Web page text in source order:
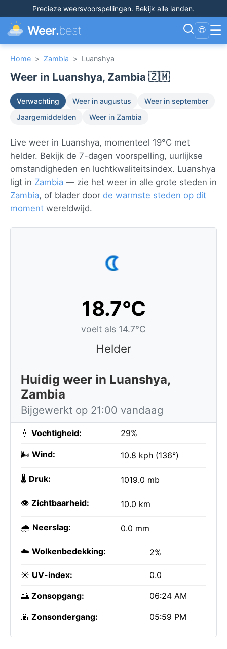
Precieze weersvoorspellingen. Bekijk alle landen.
Weer.best 🌐 ☰
Home > Zambia > Luanshya
Weer in Luanshya, Zambia 🇿🇲
Verwachting Weer in augustus
Weer in september
Jaargemiddelden
Weer in Zambia
Live weer in Luanshya, momenteel 19°C met
helder. Bekijk de 7-dagen voorspelling, uurlijkse
omstandigheden en luchtkwaliteitsindex. Luanshya
ligt in Zambia — zie het weer in alle grote steden in
Zambia, of blader door de warmste steden op dit
moment wereldwijd.
18.7°C
voelt als 14.7°C
Helder
Huidig weer in Luanshya,
Zambia
Bijgewerkt op 21:00 vandaag
💧 Vochtigheid: 29%
🌬️ Wind: 10.8 kph (136°)
🌡️ Druk: 1019.0 mb
👁️ Zichtbaarheid: 10.0 km
🌧️ Neerslag: 0.0 mm
☁️ Wolkenbedekking: 2%
☀️ UV-index: 0.0
🌅 Zonsopgang: 06:24 AM
🌇 Zonsondergang: 05:59 PM